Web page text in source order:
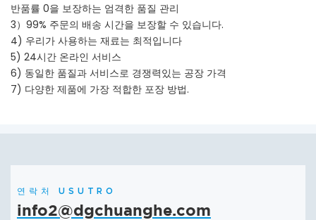
반품률 0을 보장하는 엄격한 품질 관리
3）99% 주문의 배송 시간을 보장할 수 있습니다.
4) 우리가 사용하는 재료는 최적입니다
5) 24시간 온라인 서비스
6) 동일한 품질과 서비스로 경쟁력있는 공장 가격
7) 다양한 제품에 가장 적합한 포장 방법.
연락처 USUTRO
info2@dgchuanghe.com